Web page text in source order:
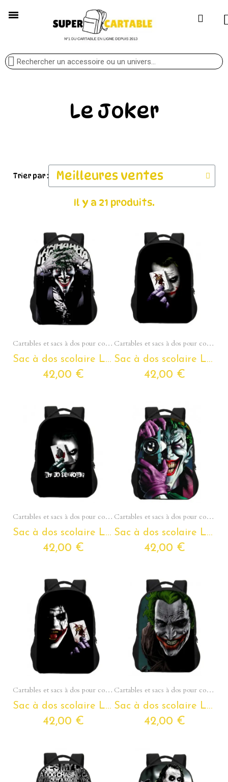
Le Joker
Trier par :
Il y a 21 produits.
Aperçu rapide Cartables et sacs à dos pour collégiens et lycéens - Section Ados
Sac à dos scolaire LE JOKER pour ados et étudiants
42,00 €
Aperçu rapide Cartables et sacs à dos pour collégiens et lycéens - Section Ados
Sac à dos scolaire LE JOKER pour ados et étudiants
42,00 €
Aperçu rapide Cartables et sacs à dos pour collégiens et lycéens - Section Ados
Sac à dos scolaire LE JOKER pour ados et étudiants
42,00 €
Aperçu rapide Cartables et sacs à dos pour collégiens et lycéens - Section Ados
Sac à dos scolaire LE JOKER pour ados et étudiants
42,00 €
Aperçu rapide Cartables et sacs à dos pour collégiens et lycéens - Section Ados
Sac à dos scolaire LE JOKER pour ados et étudiants
42,00 €
Aperçu rapide Cartables et sacs à dos pour collégiens et lycéens - Section Ados
Sac à dos scolaire LE JOKER pour ados et étudiants
42,00 €